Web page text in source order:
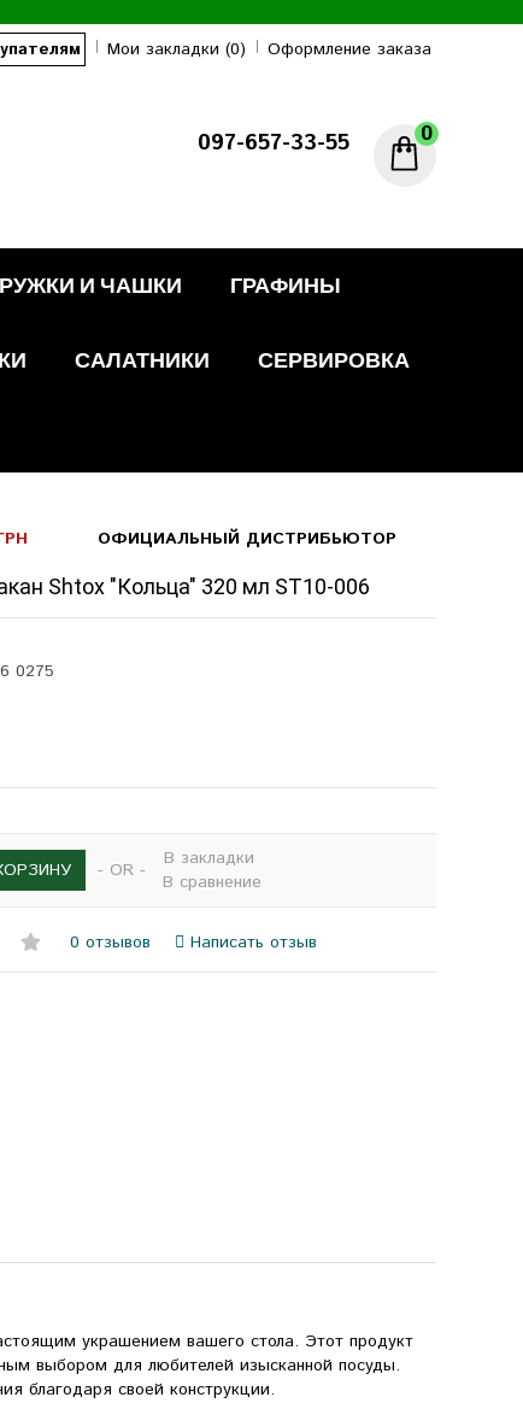
Мои закладки (0) Оформление заказа
097-657-33-55 0
И ЧАШКИ ГРАФИНЫ
САЛАТНИКИ СЕРВИРОВКА
ОФИЦИАЛЬНЫЙ ДИСТРИБЬЮТОР
Shtox "Кольца" 320 мл ST10-006
0275
- OR -
В закладки
В сравнение
0 отзывов Написать отзыв
украшением вашего стола. Этот продукт
выбором для любителей изысканной посуды.
благодаря своей конструкции.